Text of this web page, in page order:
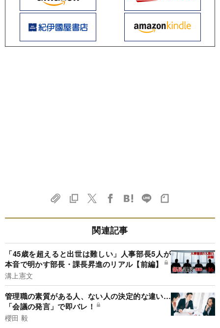
関連記事
「45歳を超えると出世は難しい」人事部長5人が
本音で明かす部長・課長昇進のリアル【前編】
溝上憲文
管理職の素質がある人、ない人の決定的な違い…
「会議の発言」で即バレ！
櫻田 毅